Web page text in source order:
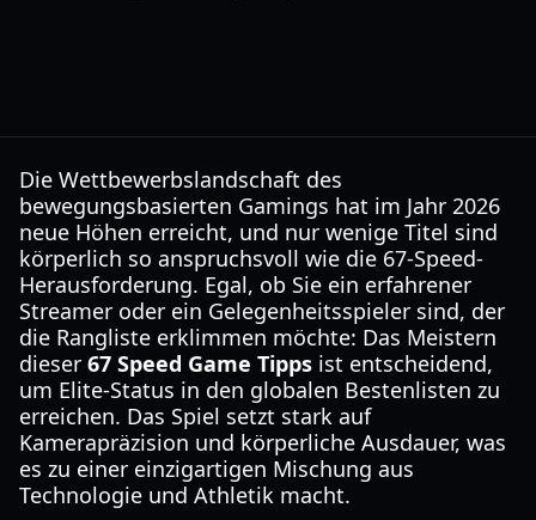
Die Wettbewerbslandschaft des
bewegungsbasierten Gamings hat im Jahr 2026
neue Höhen erreicht, und nur wenige Titel sind
körperlich so anspruchsvoll wie die 67-Speed-
Herausforderung. Egal, ob Sie ein erfahrener
Streamer oder ein Gelegenheitsspieler sind, der
die Rangliste erklimmen möchte: Das Meistern
dieser 67 Speed Game Tipps ist entscheidend,
um Elite-Status in den globalen Bestenlisten zu
erreichen. Das Spiel setzt stark auf
Kamerapräzision und körperliche Ausdauer, was
es zu einer einzigartigen Mischung aus
Technologie und Athletik macht.